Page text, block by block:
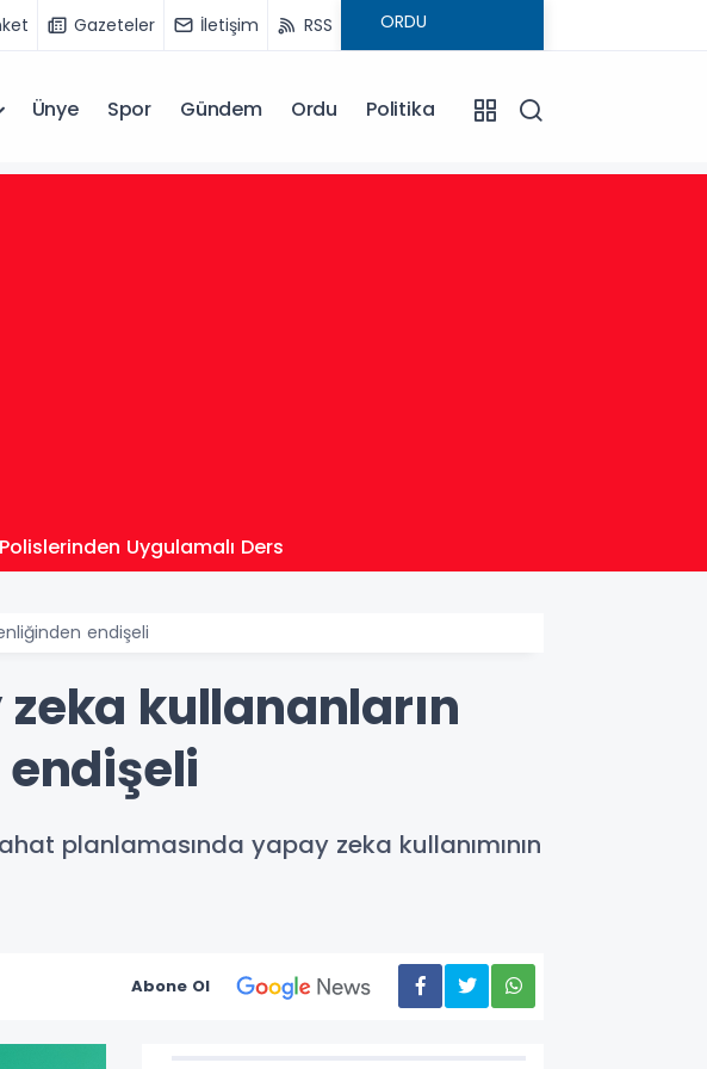
Gazeteler İletişim RSS
Ünye Spor Gündem Ordu Politika
Uygulamalı Ders
endişeli
kullananların
planlamasında yapay zeka kullanımının
Abone Ol